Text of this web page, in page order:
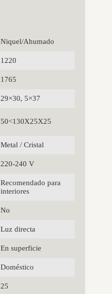
Niquel/Ahumado
1220
1765
29×30, 5×37
50<130X25X25
Metal / Cristal
220-240 V
Recomendado para
interiores
No
Luz directa
En superficie
Doméstico
25